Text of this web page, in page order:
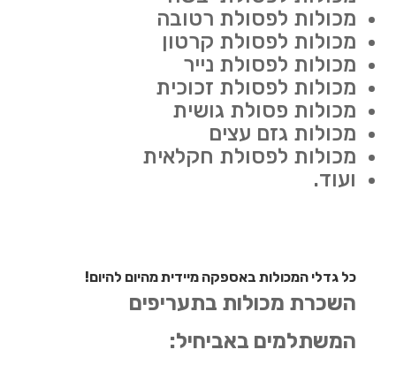
מכולות לפסולת רטובה
מכולות לפסולת קרטון
מכולות לפסולת נייר
מכולות לפסולת זכוכית
מכולות פסולת גושית
מכולות גזם עצים
מכולות לפסולת חקלאית
ועוד.
כל גדלי המכולות באספקה מיידית מהיום להיום!
השכרת מכולות בתעריפים
המשתלמים באביחיל: